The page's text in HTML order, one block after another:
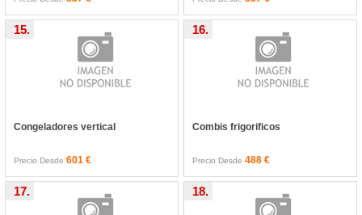
Congeladores vertical
15.
Precio Desde601 €
Combis frigorificos
16.
Precio Desde 488 €
17. 18.